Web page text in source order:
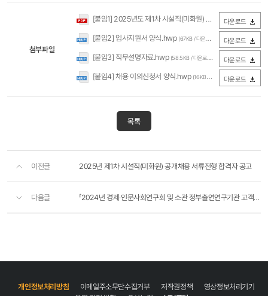
첨부파일
[붙임1] 2025년도 제1차 시설직(미화원) 공개채용 공고문.pdf 다운로드
[붙임2] 입사지원서 양식.hwp (67KB / 다운로드 307회) 다운로드
[붙임3] 직무설명자료.hwp (58.5KB / 다운로드 280회) 다운로드
[붙임4] 채용 이의신청서 양식.hwp (16KB / 다운로드 262회) 다운로드
목록
이전글 2025년 제1차 시설직(미화원) 공개채용 서류전형 합격자 공고
다음글 「2024년 경제·인문사회연구회 및 소관 정부출연연구기관 고객만족도 조사」 관련 개인정보 목적 외..
개인정보처리방침 이메일주소무단수집거부 저작권정책
영상정보처리기기